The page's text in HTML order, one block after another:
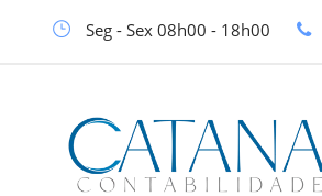
Seg - Sex 08h00 - 18h00